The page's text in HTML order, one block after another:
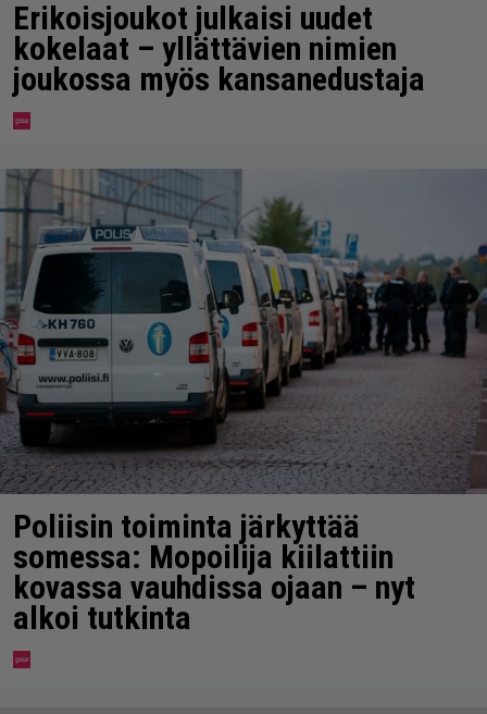
Erikoisjoukot julkaisi uudet
kokelaat – yllättävien nimien
joukossa myös kansanedustaja
Poliisin toiminta järkyttää
somessa: Mopoilija kiilattiin
kovassa vauhdissa ojaan – nyt
alkoi tutkinta